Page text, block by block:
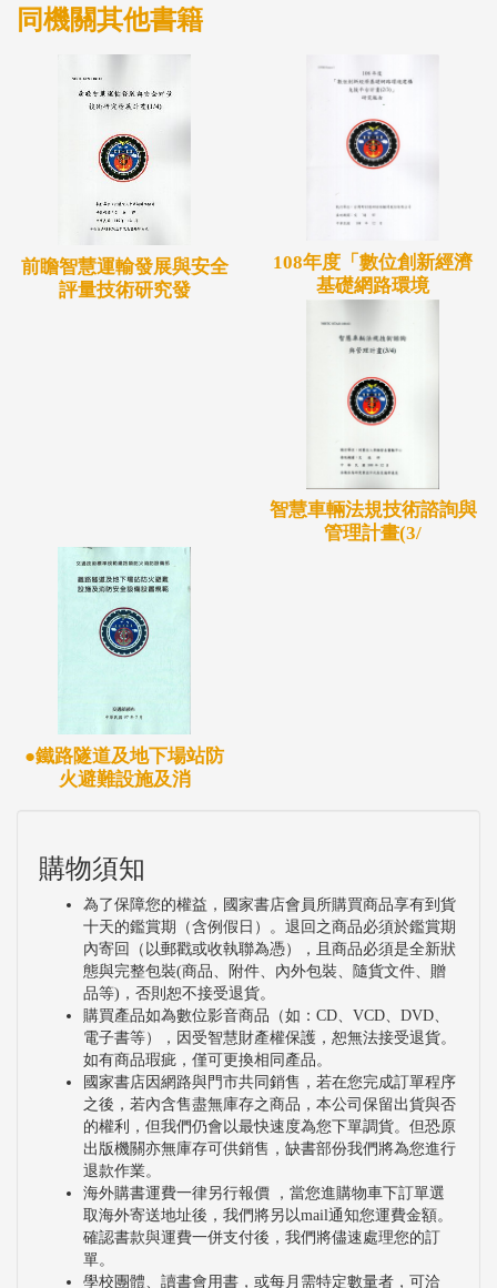
鎮作為在地共享運輸推動地區；並以花蓮縣豐濱鄉及
同機關其他書籍
前瞻智慧運輸發展與安全
評量技術研究發
108年度「數位創新經濟
基礎網路環境
智慧車輛法規技術諮詢與
管理計畫(3/
●鐵路隧道及地下場站防
火避難設施及消
購物須知
為了保障您的權益，國家書店會員所購買商品享有到貨
十天的鑑賞期（含例假日）。退回之商品必須於鑑賞期
內寄回（以郵戳或收執聯為憑），且商品必須是全新狀
態與完整包裝(商品、附件、內外包裝、隨貨文件、贈
品等)，否則恕不接受退貨。
購買產品如為數位影音商品（如：CD、VCD、DVD、
電子書等），因受智慧財產權保護，恕無法接受退貨。
如有商品瑕疵，僅可更換相同產品。
國家書店因網路與門市共同銷售，若在您完成訂單程序
之後，若內含售盡無庫存之商品，本公司保留出貨與否
的權利，但我們仍會以最快速度為您下單調貨。但恐原
出版機關亦無庫存可供銷售，缺書部份我們將為您進行
退款作業。
海外購書運費一律另行報價 ，當您進購物車下訂單選
取海外寄送地址後，我們將另以mail通知您運費金額。
確認書款與運費一併支付後，我們將儘速處理您的訂
單。
學校團體、讀書會用書，或每月需特定數量者，可洽